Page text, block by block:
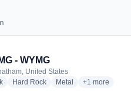
- WYMG
United States
radio stations
Hard Rockradio stations
Metal radio stations
+1 more
more